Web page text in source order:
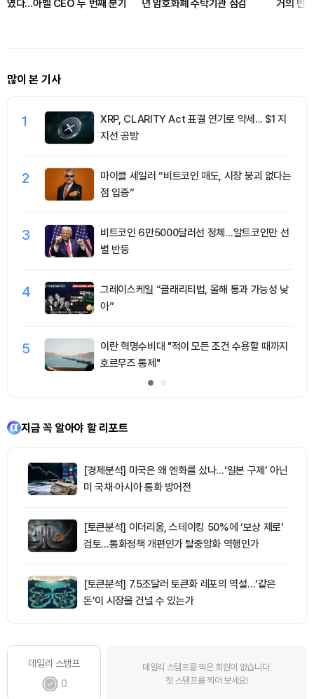
였다…아벨 CEO 두 번째 분기 년 암호화폐 수탁기관 점검
거의 반
많이 본 기사
1
XRP, CLARITY Act 표결 연기로 약세... $1 지
지선 공방
2
마이클 세일러 “비트코인 매도, 시장 붕괴 없다는
점 입증”
3
비트코인 6만5000달러선 정체…알트코인만 선
별 반등
4
그레이스케일 “클래리티법, 올해 통과 가능성 낮
아”
5
이란 혁명수비대 "적이 모든 조건 수용할 때까지
호르무즈 통제"
지금 꼭 알아야 할 리포트
[경제분석] 미국은 왜 엔화를 샀나…‘일본 구제’ 아닌
미 국채·아시아 통화 방어전
[토큰분석] 이더리움, 스테이킹 50%에 ‘보상 제로’
검토…통화정책 개편인가 탈중앙화 역행인가
[토큰분석] 7.5조달러 토큰화 레포의 역설…‘같은
돈’이 시장을 건널 수 있는가
데일리 스탬프
0
데일리 스탬프를 찍은 회원이 없습니다.
첫 스탬프를 찍어 보세요!